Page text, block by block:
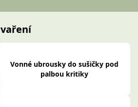
Vonné ubrousky do sušičky pod
palbou kritiky